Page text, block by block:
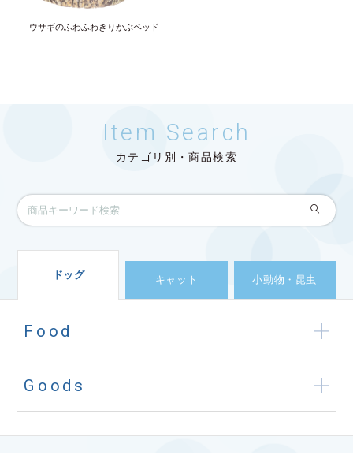
ウサギのふわふわきりかぶベッド
Item Search
カテゴリ別・商品検索
ドッグ キャット 小動物・昆虫
Food
Goods